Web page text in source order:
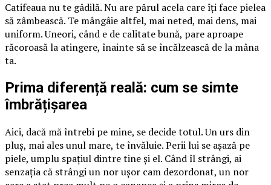
Catifeaua nu te gâdilă. Nu are părul acela care îți face pielea
să zâmbească. Te mângâie altfel, mai neted, mai dens, mai
uniform. Uneori, când e de calitate bună, pare aproape
răcoroasă la atingere, înainte să se încălzească de la mâna
ta.
Prima diferență reală: cum se simte
îmbrățișarea
Aici, dacă mă întrebi pe mine, se decide totul. Un urs din
pluș, mai ales unul mare, te învăluie. Perii lui se așază pe
piele, umplu spațiul dintre tine și el. Când îl strângi, ai
senzația că strângi un nor ușor cam dezordonat, un nor